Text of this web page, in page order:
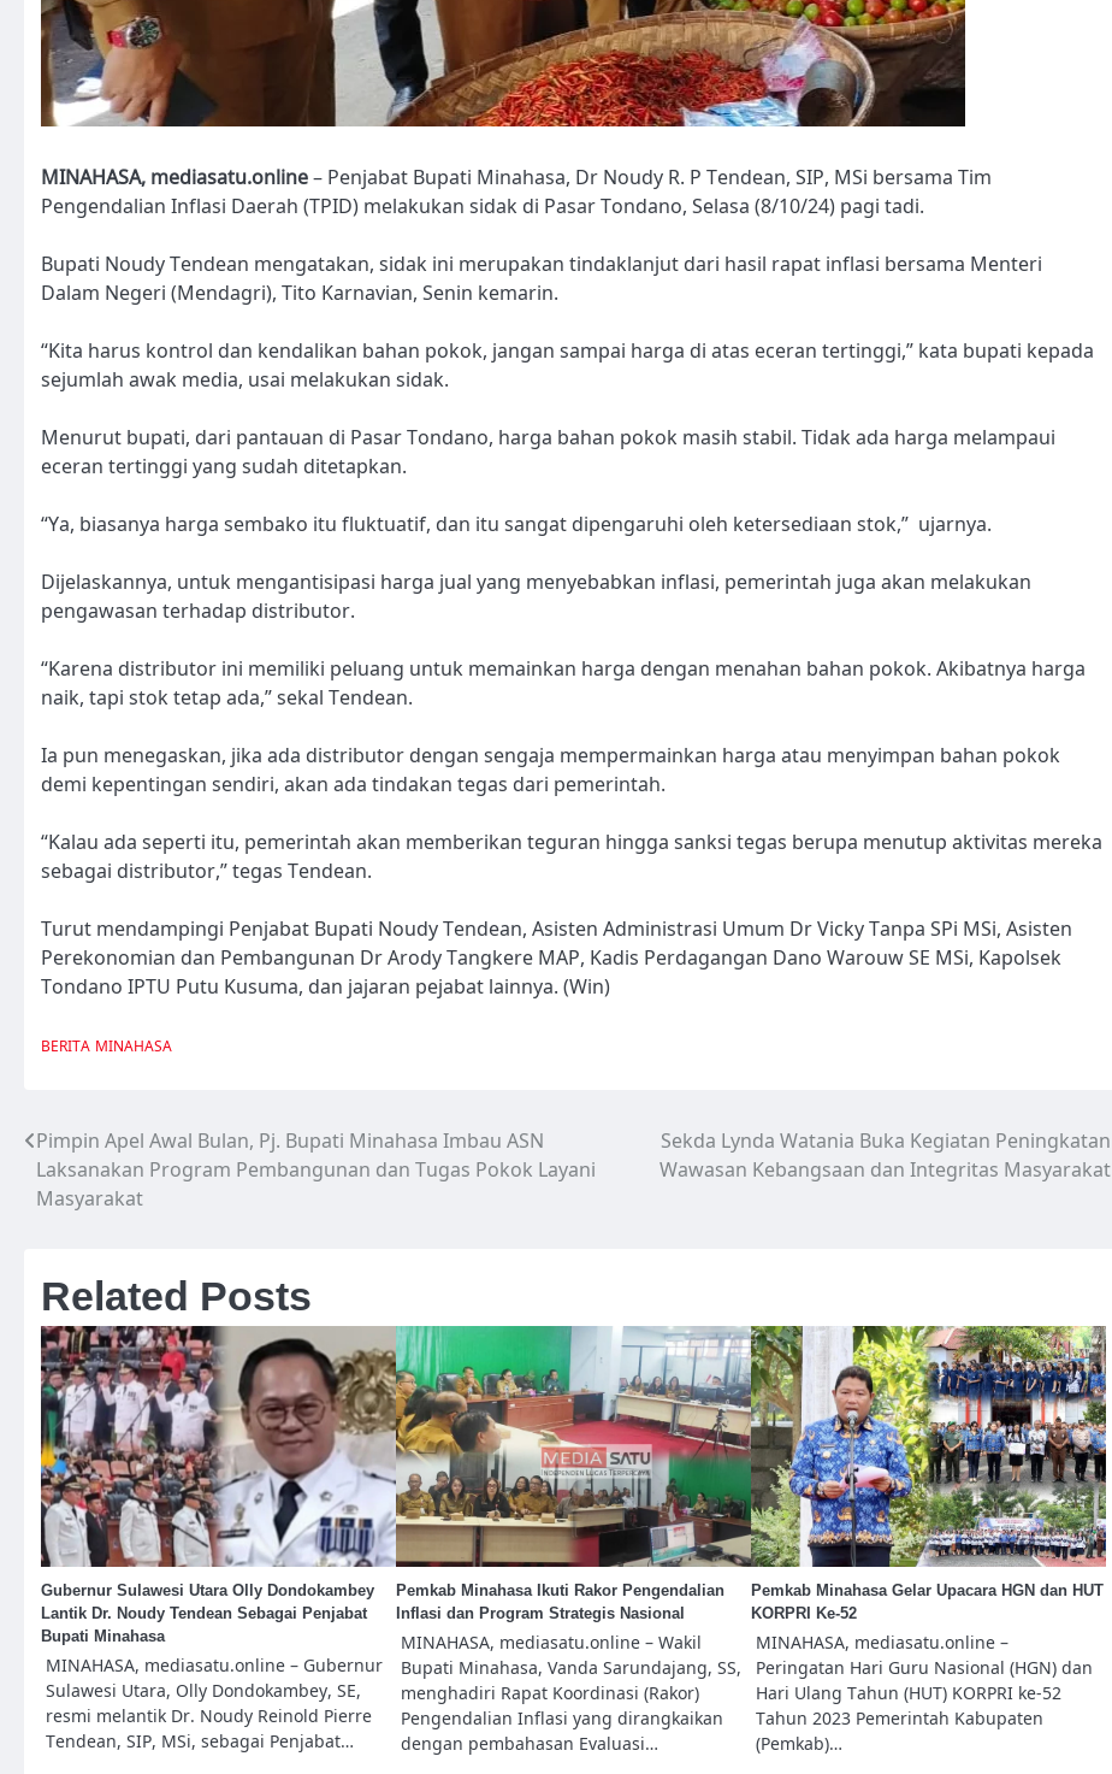
MINAHASA, mediasatu.online– Penjabat Bupati Minahasa, Dr Noudy R. P Tendean, SIP, MSi bersama Tim
Pengendalian Inflasi Daerah (TPID) melakukan sidak di Pasar Tondano, Selasa (8/10/24) pagi tadi.
Bupati Noudy Tendean mengatakan, sidak ini merupakan tindaklanjut dari hasil rapat inflasi bersama Menteri
Dalam Negeri (Mendagri), Tito Karnavian, Senin kemarin.
“Kita harus kontrol dan kendalikan bahan pokok, jangan sampai harga di atas eceran tertinggi,” kata bupati kepada
sejumlah awak media, usai melakukan sidak.
Menurut bupati, dari pantauan di Pasar Tondano, harga bahan pokok masih stabil. Tidak ada harga melampaui
eceran tertinggi yang sudah ditetapkan.
“Ya, biasanya harga sembako itu fluktuatif, dan itu sangat dipengaruhi oleh ketersediaan stok,” ujarnya.
Dijelaskannya, untuk mengantisipasi harga jual yang menyebabkan inflasi, pemerintah juga akan melakukan
pengawasan terhadap distributor.
“Karena distributor ini memiliki peluang untuk memainkan harga dengan menahan bahan pokok. Akibatnya harga
naik, tapi stok tetap ada,” sekal Tendean.
Ia pun menegaskan, jika ada distributor dengan sengaja mempermainkan harga atau menyimpan bahan pokok
demi kepentingan sendiri, akan ada tindakan tegas dari pemerintah.
“Kalau ada seperti itu, pemerintah akan memberikan teguran hingga sanksi tegas berupa menutup aktivitas mereka
sebagai distributor,” tegas Tendean.
Turut mendampingi Penjabat Bupati Noudy Tendean, Asisten Administrasi Umum Dr Vicky Tanpa SPi MSi, Asisten
Perekonomian dan Pembangunan Dr Arody Tangkere MAP, Kadis Perdagangan Dano Warouw SE MSi, Kapolsek
Tondano IPTU Putu Kusuma, dan jajaran pejabat lainnya. (Win)
BERITA MINAHASA
Navigasi
pos
Pimpin Apel Awal Bulan, Pj. Bupati Minahasa Imbau ASN
Laksanakan Program Pembangunan dan Tugas Pokok Layani
Masyarakat
Sekda Lynda Watania Buka Kegiatan Peningkatan
Wawasan Kebangsaan dan Integritas Masyarakat
Related Posts
Gubernur Sulawesi Utara Olly Dondokambey
Lantik Dr. Noudy Tendean Sebagai Penjabat
Bupati Minahasa
MINAHASA, mediasatu.online – Gubernur
Sulawesi Utara, Olly Dondokambey, SE,
resmi melantik Dr. Noudy Reinold Pierre
Tendean, SIP, MSi, sebagai Penjabat…
Pemkab Minahasa Ikuti Rakor Pengendalian
Inflasi dan Program Strategis Nasional
MINAHASA, mediasatu.online – Wakil
Bupati Minahasa, Vanda Sarundajang, SS,
menghadiri Rapat Koordinasi (Rakor)
Pengendalian Inflasi yang dirangkaikan
dengan pembahasan Evaluasi…
Pemkab Minahasa Gelar Upacara HGN dan HUT
KORPRI Ke-52
MINAHASA, mediasatu.online –
Peringatan Hari Guru Nasional (HGN) dan
Hari Ulang Tahun (HUT) KORPRI ke-52
Tahun 2023 Pemerintah Kabupaten
(Pemkab)…